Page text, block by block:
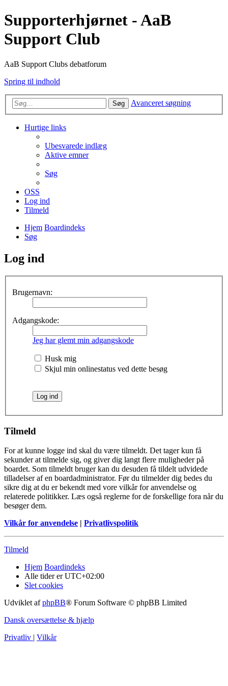
Supporterhjørnet - AaB
Support Club
AaB Support Clubs debatforum
Spring til indhold
Søg Avanceret søgning
Hurtige links
Ubesvarede indlæg
Aktive emner
Søg
OSS
Log ind
Tilmeld
Hjem Boardindeks
Søg
Log ind
Brugernavn:
Adgangskode:
Jeg har glemt min adgangskode
Husk mig
Skjul min onlinestatus ved dette besøg
Tilmeld
For at kunne logge ind skal du være tilmeldt. Det tager kun få
sekunder at tilmelde sig, og giver dig langt flere muligheder på
boardet. Som tilmeldt bruger kan du desuden få tildelt udvidede
tilladelser af en boardadministrator. Før du tilmelder dig bedes du
sikre dig at du er bekendt med vore vilkår for anvendelse og
relaterede politikker. Læs også reglerne for de forskellige fora når du
besøger dem.
Vilkår for anvendelse | Privatlivspolitik
Tilmeld
Hjem Boardindeks
Alle tider erUTC+02:00
Slet cookies
Udviklet afphpBB® Forum Software © phpBB Limited
Dansk oversættelse & hjælp
Privatliv | Vilkår